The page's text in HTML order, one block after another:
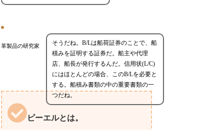
革製品の研究家
そうだね。B/Lは船荷証券のことで、船
積みを証明する証券だ。船主や代理
店、船長が発行するんだ。信用状(L/C)
にはほとんどの場合、このB/Lを必要と
する。船積み書類の中の重要書類の一
つだね。
ビーエルとは。